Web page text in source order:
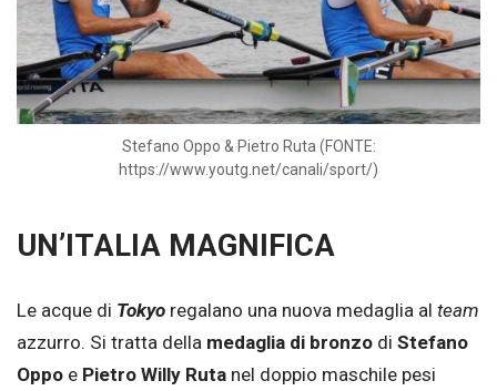
Stefano Oppo & Pietro Ruta (FONTE:
https://www.youtg.net/canali/sport/)
UN’ITALIA MAGNIFICA
Le acque di Tokyo regalano una nuova medaglia al team
azzurro. Si tratta della medaglia di bronzo di Stefano
Oppo e Pietro Willy Ruta nel doppio maschile pesi